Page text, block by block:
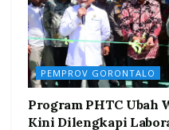
PEMPROV GORONTALO
Program PHTC Ubah
Kini Dilengkapi